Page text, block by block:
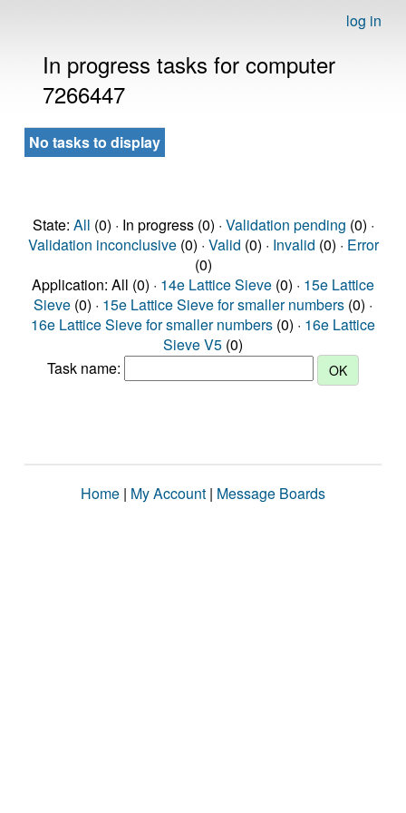
log in
In progress tasks for computer
7266447
No tasks to display
State: All (0) · In progress (0) · Validation pending (0) ·
Validation inconclusive(0) · Valid (0) · Invalid (0) · Error
(0)
Application: All (0) · 14e Lattice Sieve (0) · 15e Lattice
Sieve (0) · 15e Lattice Sieve for smaller numbers (0) ·
16e Lattice Sieve for smaller numbers (0) · 16e Lattice
Sieve V5 (0)
Task name:
Home | My Account | Message Boards